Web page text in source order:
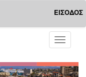
ΕΙΣΟΔΟΣ
Toggle